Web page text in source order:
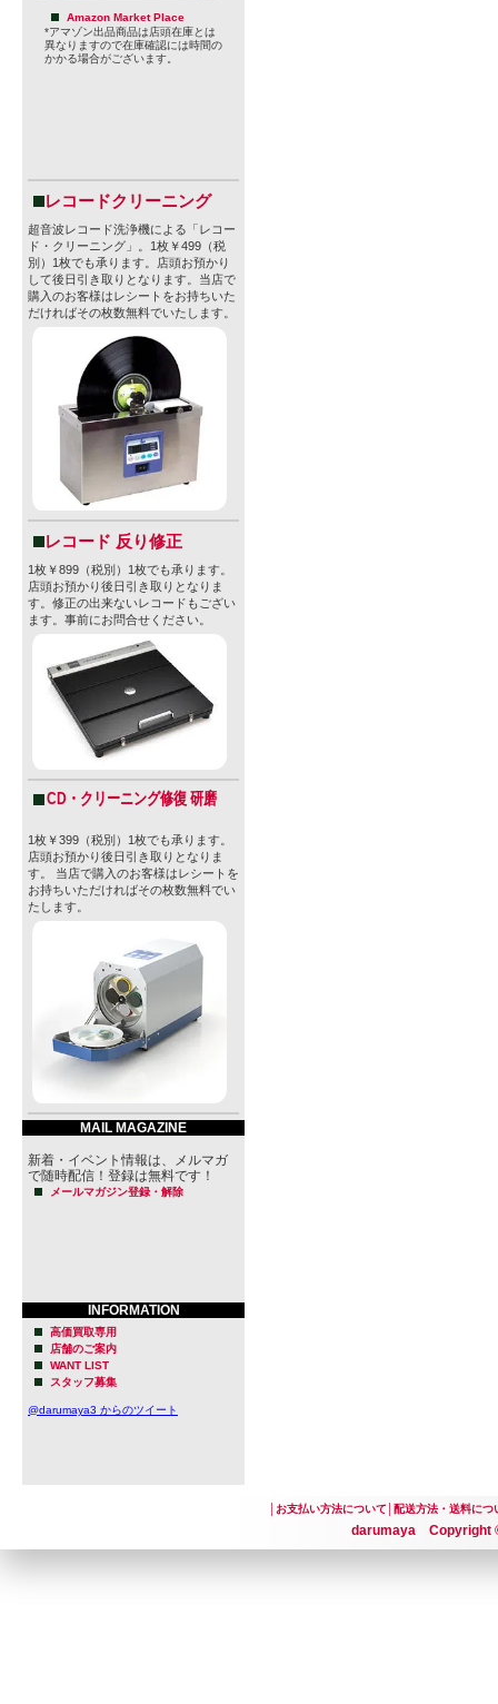
Amazon Market Place
*アマゾン出品商品は店頭在庫とは
異なりますので在庫確認には時間の
かかる場合がございます。
レコードクリーニング
超音波レコード洗浄機による「レコー
ド・クリーニング」。1枚￥499（税
別）1枚でも承ります。店頭お預かり
して後日引き取りとなります。当店で
購入のお客様はレシートをお持ちいた
だければその枚数無料でいたします。
レコード 反り修正
1枚￥899（税別）1枚でも承ります。
店頭お預かり後日引き取りとなりま
す。修正の出来ないレコードもござい
ます。事前にお問合せください。
CD・クリーニング修復 研磨
1枚￥399（税別）1枚でも承ります。
店頭お預かり後日引き取りとなりま
す。 当店で購入のお客様はレシートを
お持ちいただければその枚数無料でい
たします。
MAIL MAGAZINE
新着・イベント情報は、メルマガ
で随時配信！登録は無料です！
メールマガジン登録・解除
INFORMATION
高価買取専用
店舗のご案内
WANT LIST
スタッフ募集
@darumaya3 からのツイート
お支払い方法について│ 配送方法・送料につ
darumaya Copyright